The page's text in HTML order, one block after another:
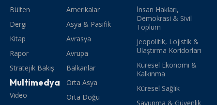
Bülten
Dergi
Kitap
Rapor
Stratejik Bakış
Multimedya
Video
Amerikalar
Asya & Pasifik
Avrasya
Avrupa
Balkanlar
Orta Asya
Orta Doğu
İnsan Hakları,
Demokrasi & Sivil
Toplum
Jeopolitik, Lojistik &
Ulaştırma Koridorları
Küresel Ekonomi &
Kalkınma
Küresel Sağlık
Savunma & Güvenlik